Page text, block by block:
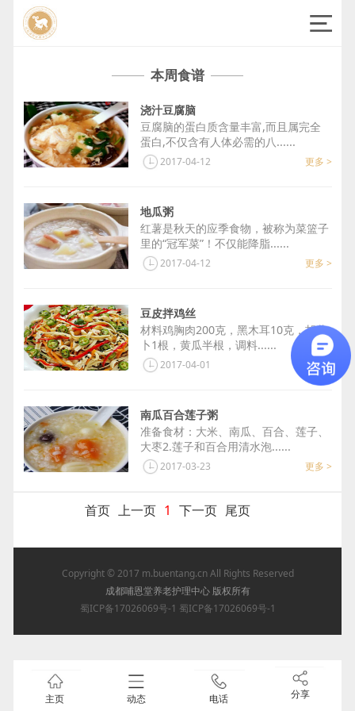
本周食谱
浇汁豆腐脑
豆腐脑的蛋白质含量丰富,而且属完全
蛋白,不仅含有人体必需的八...
2017-04-12 更多 >
地瓜粥
红薯是秋天的应季食物，被称为菜篮子
里的“冠军菜”！不仅能降脂...
2017-04-12 更多 >
豆皮拌鸡丝
材料鸡胸肉200克，黑木耳10克，胡萝
卜1根，黄瓜半根，调料...
2017-04-01 更多 >
南瓜百合莲子粥
准备食材：大米、南瓜、百合、莲子、
大枣2.莲子和百合用清水泡...
2017-03-23 更多 >
首页 上一页 1 下一页 尾页
Copyright © 2017 m.buentang.cnAll Rights Reserved
成都哺恩堂养老护理中心 版权所有
蜀ICP备17026069号-1 蜀ICP备17026069号-1
主页 动态 电话 分享